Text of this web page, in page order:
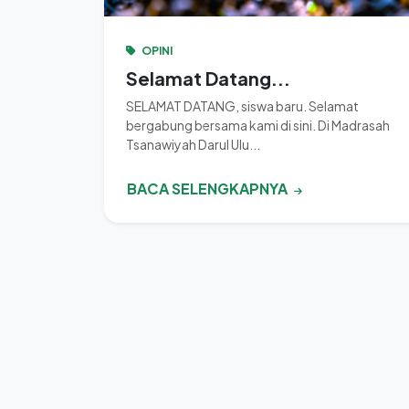
OPINI
Selamat Datang...
SELAMAT DATANG, siswa baru. Selamat
bergabung bersama kami di sini. Di Madrasah
Tsanawiyah Darul Ulu...
BACA SELENGKAPNYA